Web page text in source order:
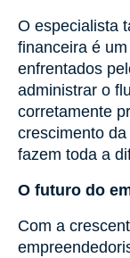
O especialista
financeira é
enfrentados
administrar o
corretamente
crescimento
fazem toda a
O futuro do
Com a